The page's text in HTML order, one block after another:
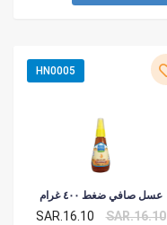
HN0005
عسل صافي ضغط ٤٠٠ غرام
SAR.16.10 SAR.16.10